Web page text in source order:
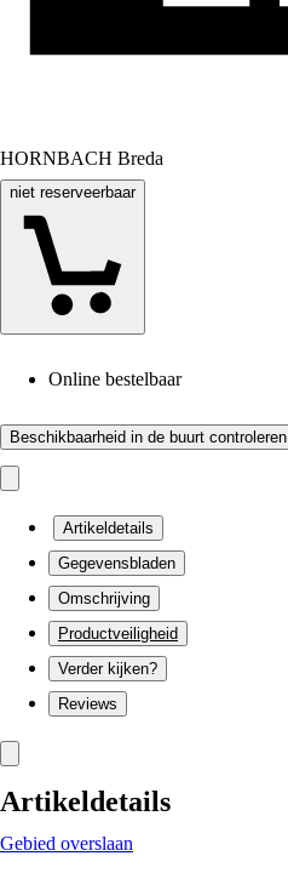
HORNBACH Breda
niet reserveerbaar
Online bestelbaar
Beschikbaarheid in de buurt controleren
Artikeldetails
Gegevensbladen
Omschrijving
Productveiligheid
Verder kijken?
Reviews
Artikeldetails
Gebied overslaan